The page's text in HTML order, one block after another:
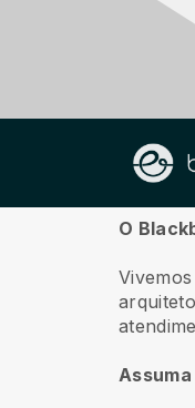
Sobre
O